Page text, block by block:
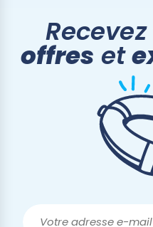
offres et